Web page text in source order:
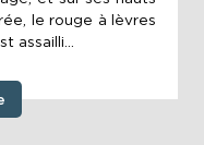
le rouge à lèvres
assailli...